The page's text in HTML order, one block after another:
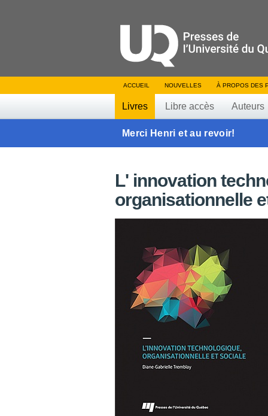
ACCUEIL NOUVELLES À PROPOS DES
Livres Libre accès Auteurs
Merci Henri et au revoir!
L' innovation
organisationnelle